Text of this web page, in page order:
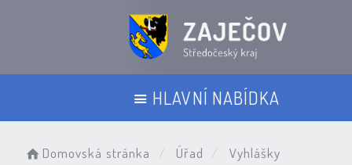
HLAVNÍ NABÍDKA
Domovská stránka Úřad Vyhlášky